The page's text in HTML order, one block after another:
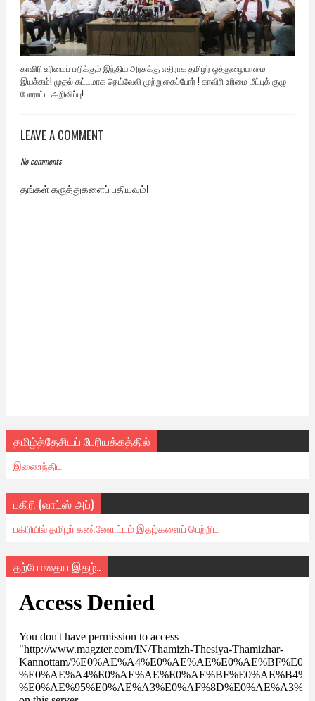
காவிரி உரிமைப் பறிக்கும் இந்திய அரசுக்கு எதிராக தமிழர் ஒத்துழையாமை
இயக்கம்! முதல் கட்டமாக நெய்வேலி முற்றுகைப்போர் ! காவிரி உரிமை மீட்புக் குழு
போராட்ட அறிவிப்பு!
LEAVE A COMMENT
No comments
தங்கள் கருத்துகளைப் பதியவும்!
தமிழ்த்தேசியப் பேரியக்கத்தில்
இணைந்திட
பகிரி (வாட்ஸ் அப்)
பகிரியில் தமிழர் கண்ணோட்டம் இதழ்களைப் பெற்றிட
தற்போதைய இதழ்..